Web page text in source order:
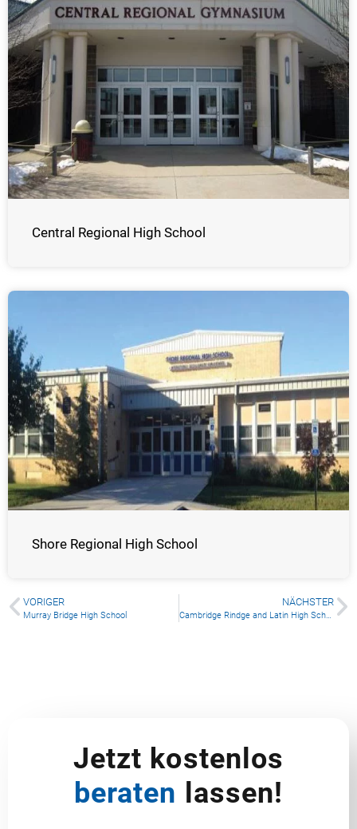
Central Regional High School
Shore Regional High School
VORIGER
Murray Bridge High School
NÄCHSTER
Cambridge Rindge and Latin High School
Jetzt kostenlos
beraten lassen!